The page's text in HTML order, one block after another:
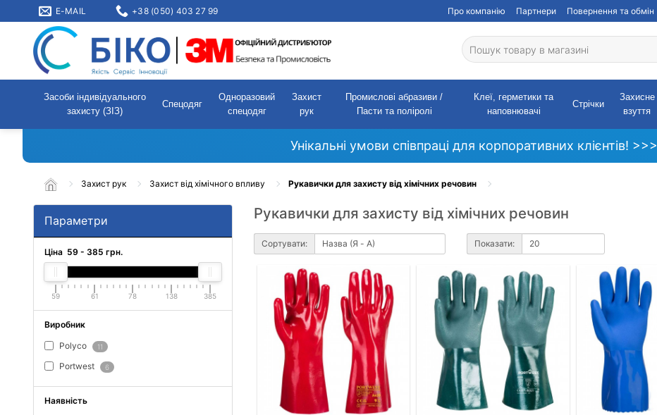
E-MAIL +38 (050) 403 27 99 Про компанію Партнери Повернення та обмін
Засоби індивідуального
захисту (ЗІЗ)
Спецодяг
Одноразовий
спецодяг
Захист
рук
Промислові абразиви /
Пасти та поліролі
Клеї, герметики та
наповнювачі
Стрічки
Захисне
взуття
Унікальні умови співпраці для корпоративних клієнтів! >>>
Захист рук Захист від хімічного впливу Рукавички для захисту від хімічних речовин
Параметри
Ціна 59 - 385 грн.
59 61 78 138 385
Виробник
Polyco 11
Portwest 6
Наявність
Рукавички для захисту від хімічних речовин
Сортувати: Показати: